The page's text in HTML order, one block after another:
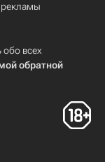
обо всех
обратной